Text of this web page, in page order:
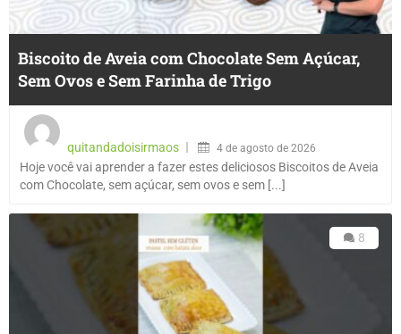
Biscoito de Aveia com Chocolate Sem Açúcar,
Sem Ovos e Sem Farinha de Trigo
quitandadoisirmaos 4 de agosto de 2026
Hoje você vai aprender a fazer estes deliciosos Biscoitos de Aveia
com Chocolate, sem açúcar, sem ovos e sem [...]
8